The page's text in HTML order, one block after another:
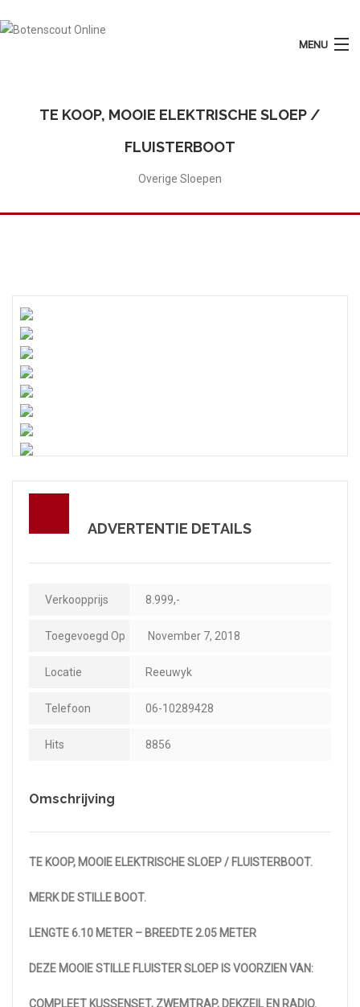
MENU
Plaats Advertentie
TE KOOP, MOOIE ELEKTRISCHE SLOEP /
FLUISTERBOOT
Overige Sloepen
ADVERTENTIE DETAILS
Verkoopprijs 8.999,-
Toegevoegd Op November 7, 2018
Locatie Reeuwyk
Telefoon 06-10289428
Hits 8856
Omschrijving
TE KOOP, MOOIE ELEKTRISCHE SLOEP / FLUISTERBOOT.
MERK DE STILLE BOOT.
LENGTE 6.10 METER – BREEDTE 2.05 METER
DEZE MOOIE STILLE FLUISTER SLOEP IS VOORZIEN VAN:
COMPLEET KUSSENSET, ZWEMTRAP, DEKZEIL EN RADIO.